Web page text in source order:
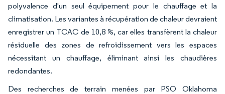
polyvalence d'un seul équipement pour le chauffage et la
climatisation. Les variantes à récupération de chaleur devraient
enregistrer un TCAC de 10,8 %, car elles transfèrent la chaleur
résiduelle des zones de refroidissement vers les espaces
nécessitant un chauffage, éliminant ainsi les chaudières
redondantes.
Des recherches de terrain menées par PSO Oklahoma